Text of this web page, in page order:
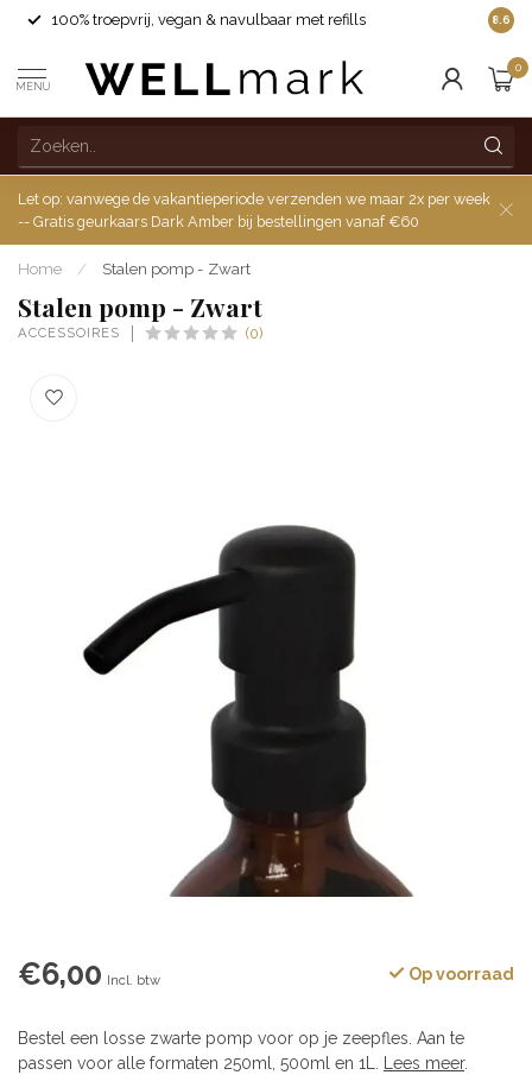
100% troepvrij, vegan & navulbaar met refills 8.6
MENU
0
Let op: vanwege de vakantieperiode verzenden we maar 2x per week
-- Gratis geurkaars Dark Amber bij bestellingen vanaf €60
Home / Stalen pomp - Zwart
Stalen pomp - Zwart
ACCESSOIRES (0)
€6,00 Incl. btw Op voorraad
Bestel een losse zwarte pomp voor op je zeepfles. Aan te
passen voor alle formaten 250ml, 500ml en 1L. Lees meer.